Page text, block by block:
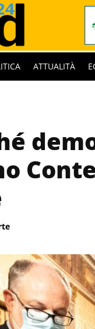
ATTUALITÀ